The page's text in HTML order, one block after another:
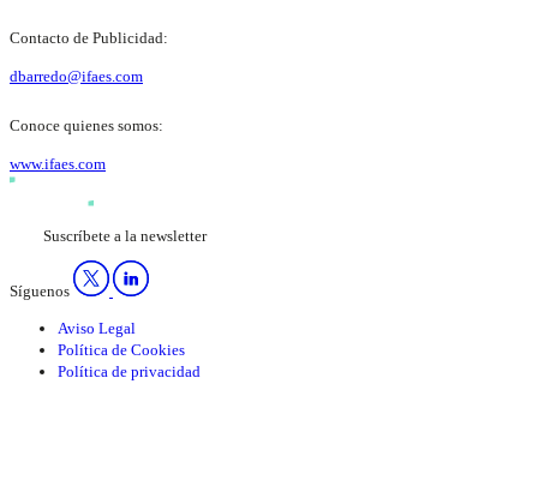
Contacto de Publicidad:
dbarredo@ifaes.com
Conoce quienes somos:
www.ifaes.com
Suscríbete a la newsletter
Síguenos
Aviso Legal
Política de Cookies
Política de privacidad